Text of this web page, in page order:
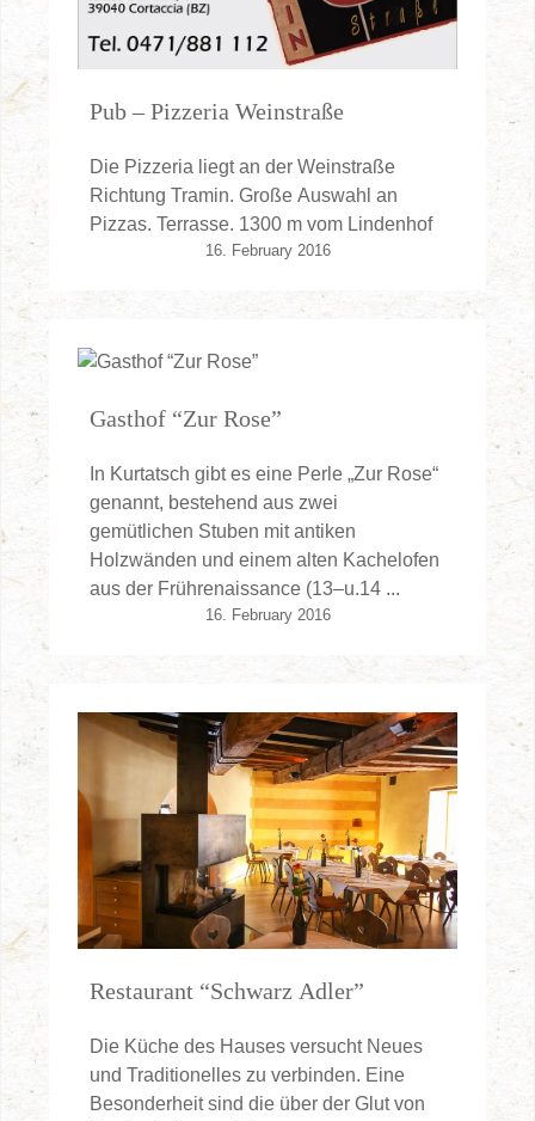
Pub – Pizzeria Weinstraße
Die Pizzeria liegt an der Weinstraße
Richtung Tramin. Große Auswahl an
Pizzas. Terrasse. 1300 m vom Lindenhof
16. February 2016
Gasthof “Zur Rose”
In Kurtatsch gibt es eine Perle „Zur Rose“
genannt, bestehend aus zwei
gemütlichen Stuben mit antiken
Holzwänden und einem alten Kachelofen
aus der Frührenaissance (13–u.14 ...
16. February 2016
Restaurant “Schwarz Adler”
Die Küche des Hauses versucht Neues
und Traditionelles zu verbinden. Eine
Besonderheit sind die über der Glut von